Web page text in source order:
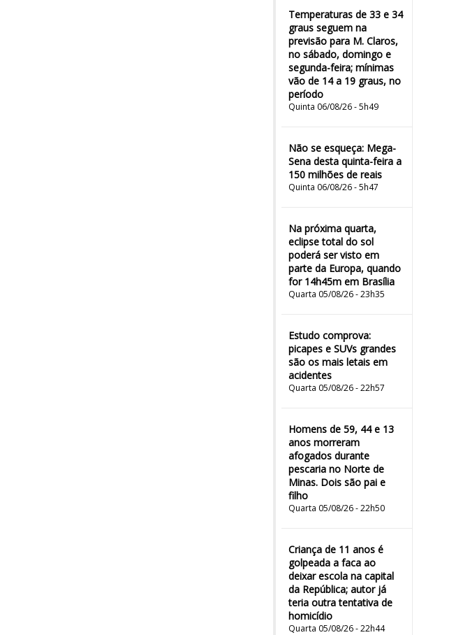
Temperaturas de 33 e 34
graus seguem na
previsão para M. Claros,
no sábado, domingo e
segunda-feira; mínimas
vão de 14 a 19 graus, no
período
Quinta 06/08/26 - 5h49
Não se esqueça: Mega-
Sena desta quinta-feira a
150 milhões de reais
Quinta 06/08/26 - 5h47
Na próxima quarta,
eclipse total do sol
poderá ser visto em
parte da Europa, quando
for 14h45m em Brasília
Quarta 05/08/26 - 23h35
Estudo comprova:
picapes e SUVs grandes
são os mais letais em
acidentes
Quarta 05/08/26 - 22h57
Homens de 59, 44 e 13
anos morreram
afogados durante
pescaria no Norte de
Minas. Dois são pai e
filho
Quarta 05/08/26 - 22h50
Criança de 11 anos é
golpeada a faca ao
deixar escola na capital
da República; autor já
teria outra tentativa de
homicídio
Quarta 05/08/26 - 22h44